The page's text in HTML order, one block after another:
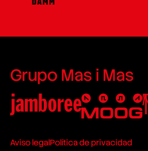
Grupo Mas i Mas
Aviso legalPolítica de privacidad